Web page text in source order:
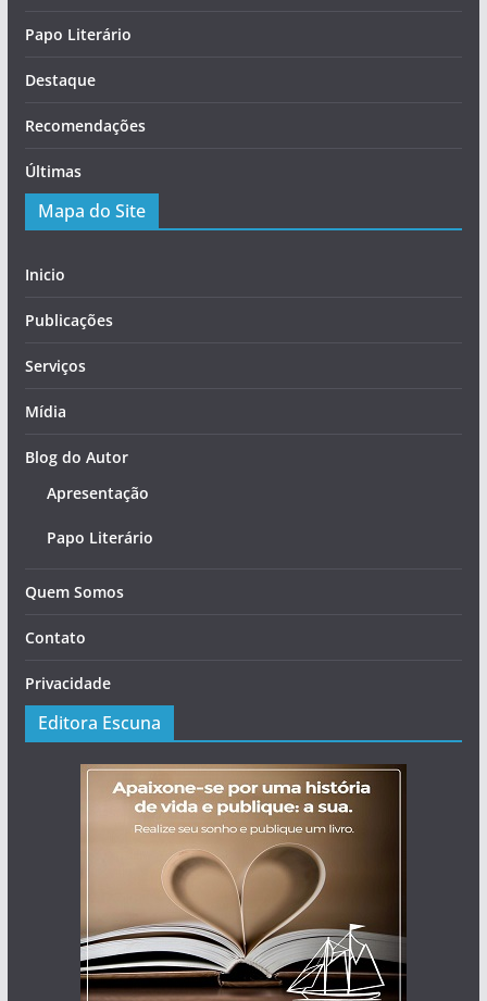
Papo Literário
Destaque
Recomendações
Últimas
Mapa do Site
Inicio
Publicações
Serviços
Mídia
Blog do Autor
Apresentação
Papo Literário
Quem Somos
Contato
Privacidade
Editora Escuna